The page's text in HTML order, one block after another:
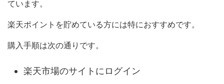
ています。
楽天ポイントを貯めている方には特におすすめです。
購入手順は次の通りです。
楽天市場のサイトにログイン